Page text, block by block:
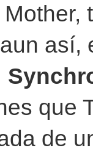
así,
que
de